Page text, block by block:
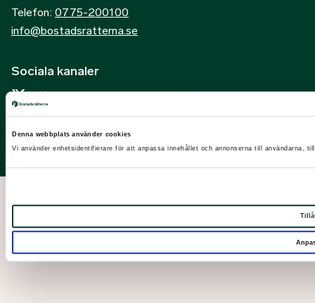
Denna webbplats använder cookies
Vi använder enhetsidentifierare för att anpassa innehållet och annonserna till användarna,
Telefon: 0775-200100
info@bostadsratterna.se
Sociala kanaler
X
Facebook
LinkedIn